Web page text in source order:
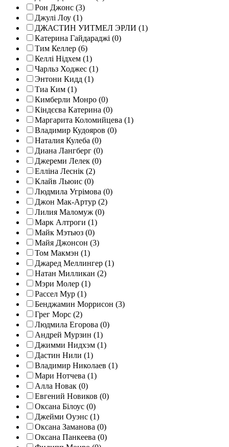
Рон Джонс (3)
Джулі Лоу (1)
ДЖАСТИН УИТМЕЛ ЭРЛИ (1)
Катерина Гайдараджі (0)
Тим Келлер (6)
Келлі Нідхем (1)
Чарльз Ходжес (1)
Энтони Кидд (1)
Тиа Ким (1)
Кимберли Монро (0)
Кіндєєва Катерина (0)
Маргарита Коломийцева (1)
Владимир Кудояров (0)
Наталия Кулеба (0)
Диана Лангберг (0)
Джереми Лелек (0)
Елліна Леснік (2)
Клайв Льюис (0)
Людмила Угрімова (0)
Джон Мак-Артур (2)
Лилия Маломуж (0)
Марк Алтроги (1)
Майк Мэтьюз (0)
Майя Джонсон (3)
Том Макмэн (1)
Джаред Меллингер (1)
Натан Милликан (2)
Мэри Молер (1)
Рассел Мур (1)
Бенджамин Моррисон (3)
Грег Морс (2)
Людмила Егорова (0)
Андрей Мурзин (1)
Джимми Нидхэм (1)
Дастин Нили (1)
Владимир Николаев (1)
Мари Нотчева (1)
Алла Новак (0)
Евгений Новиков (0)
Оксана Білоус (0)
Джейми Оуэнс (1)
Оксана Заманова (0)
Оксана Панкеева (0)